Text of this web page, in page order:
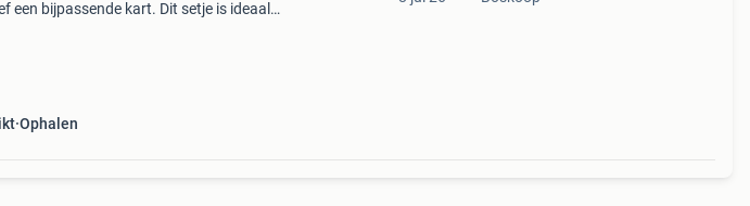
een bijpassende kart. Dit setje is ideaal
Ophalen